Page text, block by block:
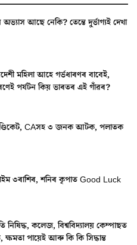
আছে নেকি? তেন্তে দুৰ্ভাগ্যই দেখা
মহিলা আহে গৰ্ভধাৰণৰ বাবেই,
পৰ্যটন কিয় ভাৰতৰ এই গাঁৱৰ?
CAসহ ৩ জনক আটক, পলাতক
৩ৰাশিৰ, শনিৰ কৃপাত Good Luck
নিষিদ্ধ, কলেজ, বিশ্ববিদ্যালয় কেম্পাছত
ক্ষমতা পায়েই আৰু কি কি সিদ্ধান্ত